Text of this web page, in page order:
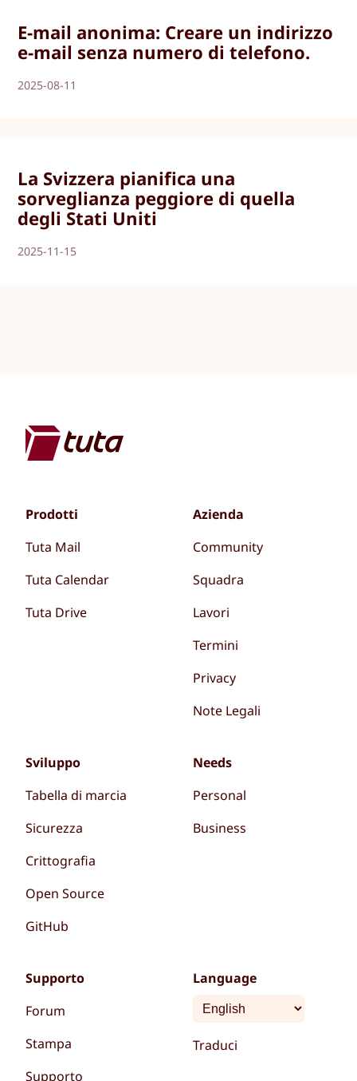
E-mail anonima: Creare un indirizzo
e-mail senza numero di telefono.
2025-08-11
La Svizzera pianifica una
sorveglianza peggiore di quella
degli Stati Uniti
2025-11-15
Prodotti
Tuta Mail
Tuta Calendar
Tuta Drive
Azienda
Community
Squadra
Lavori
Termini
Privacy
Note Legali
Sviluppo
Tabella di marcia
Sicurezza
Crittografia
Open Source
GitHub
Needs
Personal
Business
Supporto
Forum
Stampa
Supporto
Language
Traduci